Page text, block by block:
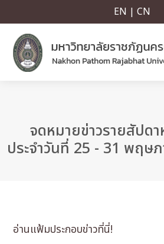
EN | CN
จดหมายข่าวรายสัปด
ประจำวันที่ 25 - 31 พฤษ
อ่านแฟ้มประกอบข่าวที่นี่!